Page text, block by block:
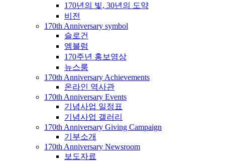
170년의 빛, 30년의 도약
비전
170th Anniversary symbol
슬로건
엠블럼
170주년 홍보영상
뉴스룸
170th Anniversary Achievements
온라인 역사관
170th Anniversary Events
기념사업 일정표
기념사업 갤러리
170th Anniversary Giving Campaign
기부소개
170th Anniversary Newsroom
보도자료